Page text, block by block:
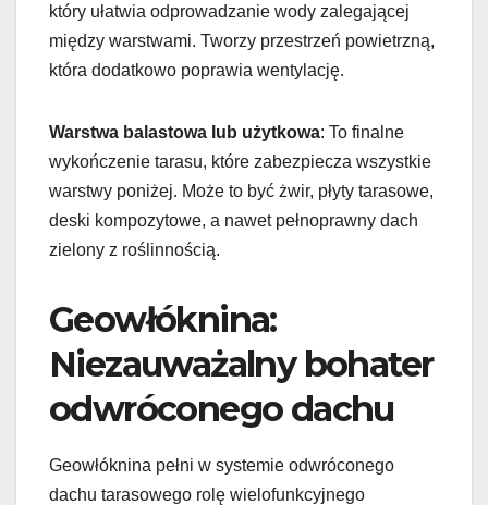
który ułatwia odprowadzanie wody zalegającej
między warstwami. Tworzy przestrzeń powietrzną,
która dodatkowo poprawia wentylację.
Warstwa balastowa lub użytkowa: To finalne
wykończenie tarasu, które zabezpiecza wszystkie
warstwy poniżej. Może to być żwir, płyty tarasowe,
deski kompozytowe, a nawet pełnoprawny dach
zielony z roślinnością.
Geowłóknina:
Niezauważalny bohater
odwróconego dachu
Geowłóknina pełni w systemie odwróconego
dachu tarasowego rolę wielofunkcyjnego